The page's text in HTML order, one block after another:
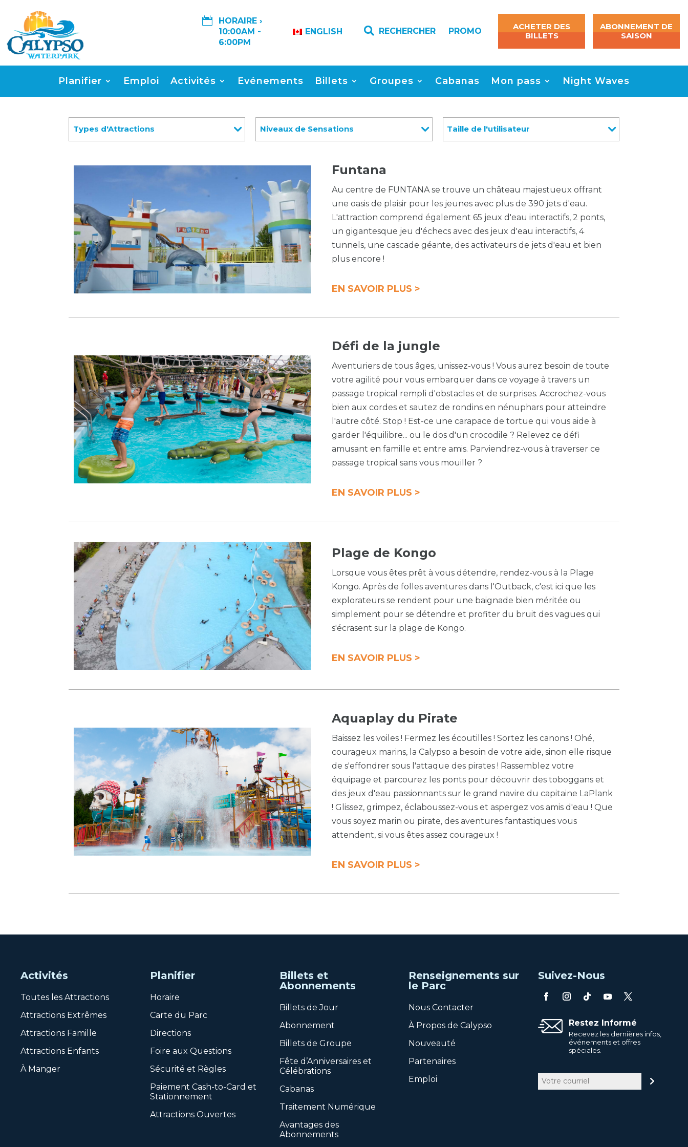

HORAIRE ›
10:00AM -
6:00PM
ENGLISH  RECHERCHER PROMO
ACHETER DES
BILLETS
ABONNEMENT DE
SAISON
Planifier Emploi Activités Evénements Billets Groupes Cabanas Mon pass Night Waves
Types d'Attractions Niveaux de Sensations Taille de l'utilisateur
Funtana
Au centre de FUNTANA se trouve un château majestueux offrant
une oasis de plaisir pour les jeunes avec plus de 390 jets d'eau.
L'attraction comprend également 65 jeux d'eau interactifs, 2 ponts,
un gigantesque jeu d'échecs avec des jeux d'eau interactifs, 4
tunnels, une cascade géante, des activateurs de jets d'eau et bien
plus encore !
EN SAVOIR PLUS >
Défi de la jungle
Aventuriers de tous âges, unissez-vous ! Vous aurez besoin de toute
votre agilité pour vous embarquer dans ce voyage à travers un
passage tropical rempli d'obstacles et de surprises. Accrochez-vous
bien aux cordes et sautez de rondins en nénuphars pour atteindre
l'autre côté. Stop ! Est-ce une carapace de tortue qui vous aide à
garder l'équilibre... ou le dos d'un crocodile ? Relevez ce défi
amusant en famille et entre amis. Parviendrez-vous à traverser ce
passage tropical sans vous mouiller ?
EN SAVOIR PLUS >
Plage de Kongo
Lorsque vous êtes prêt à vous détendre, rendez-vous à la Plage
Kongo. Après de folles aventures dans l'Outback, c'est ici que les
explorateurs se rendent pour une baignade bien méritée ou
simplement pour se détendre et profiter du bruit des vagues qui
s'écrasent sur la plage de Kongo.
EN SAVOIR PLUS >
Aquaplay du Pirate
Baissez les voiles ! Fermez les écoutilles ! Sortez les canons ! Ohé,
courageux marins, la Calypso a besoin de votre aide, sinon elle risque
de s'effondrer sous l'attaque des pirates ! Rassemblez votre
équipage et parcourez les ponts pour découvrir des toboggans et
des jeux d'eau passionnants sur le grand navire du capitaine LaPlank
! Glissez, grimpez, éclaboussez-vous et aspergez vos amis d'eau ! Que
vous soyez marin ou pirate, des aventures fantastiques vous
attendent, si vous êtes assez courageux !
EN SAVOIR PLUS >
Activités
Toutes les Attractions
Attractions Extrêmes
Attractions Famille
Attractions Enfants
À Manger
Planifier
Horaire
Carte du Parc
Directions
Foire aux Questions
Sécurité et Règles
Paiement Cash-to-Card et
Stationnement
Attractions Ouvertes
Billets et
Abonnements
Billets de Jour
Abonnement
Billets de Groupe
Fête d’Anniversaires et
Célébrations
Cabanas
Traitement Numérique
Avantages des
Abonnements
Renseignements sur
le Parc
Nous Contacter
À Propos de Calypso
Nouveauté
Partenaires
Emploi
Suivez-Nous
Restez Informé
Recevez les dernières infos,
événements et offres
spéciales.
Courriel
(Nécessaire)